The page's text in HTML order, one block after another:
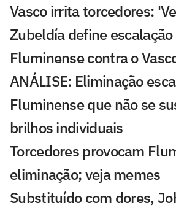
Vasco irrita torcedores:
Zubeldía define escalação
Fluminense contra o
ANÁLISE: Eliminação
Fluminense que não se
brilhos individuais
Torcedores provocam
eliminação; veja memes
Substituído com dores,